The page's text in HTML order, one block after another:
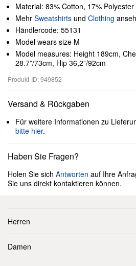
Material: 83% Cotton, 17% Polyester
Mehr Sweatshirts und Clothing
Händlercode: 55131
Model wears size M
Model measures: Height 189cm,
28.7”/73cm, Hip 36,2”/92cm
Produkt-ID: 949852
Versand & Rückgaben
Für weitere Informationen zu
bitte hier.
Haben Sie Fragen?
Holen Sie sich Antworten auf Ihre
Sie uns direkt kontaktieren können.
Herren
Damen